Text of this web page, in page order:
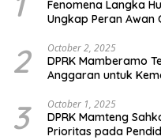
Fenomena Langka
Ungkap Peran Awan
2 October 2, 2025
DPRK Mamberamo
Anggaran untuk
3 October 1, 2025
DPRK Mamteng
Prioritas pada